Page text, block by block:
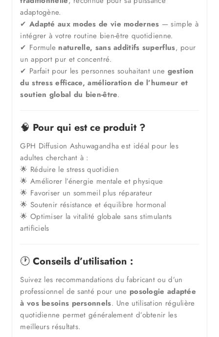
adaptogène.
✔ Adapté aux modes de vie modernes — simple à
intégrer à votre routine bien-être quotidienne.
✔ Formule naturelle, sans additifs superflus, pour
un apport pur et concentré.
✔ Parfait pour les personnes souhaitant une gestion
du stress efficace, amélioration de l’humeur et
soutien global du bien-être.
🧠 Pour qui est ce produit ?
GPH Diffusion Ashuwagandha est idéal pour les
adultes cherchant à :
🌟 Réduire le stress quotidien
🌟 Améliorer l’énergie mentale et physique
🌟 Favoriser un sommeil plus réparateur
🌟 Soutenir résistance et équilibre hormonal
🌟 Optimiser la vitalité globale sans stimulants
artificiels
🕐Conseils d’utilisation :
Suivez les recommandations du fabricant ou d’un
professionnel de santé pour une posologie adaptée
à vos besoins personnels. Une utilisation régulière
quotidienne permet généralement d’obtenir les
meilleurs résultats.